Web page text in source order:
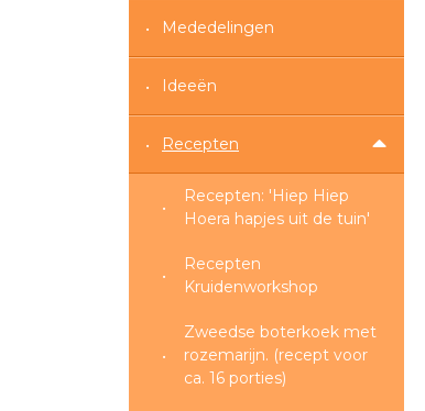
Mededelingen
Ideeën
Recepten
Recepten: 'Hiep Hiep
Hoera hapjes uit de tuin'
Recepten
Kruidenworkshop
Zweedse boterkoek met
rozemarijn. (recept voor
ca. 16 porties)